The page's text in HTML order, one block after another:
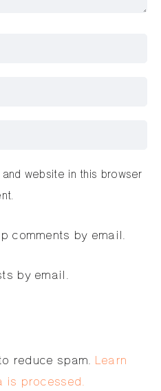
website in this browser
comments by email.
by email.
reduce spam. Learn
is processed.